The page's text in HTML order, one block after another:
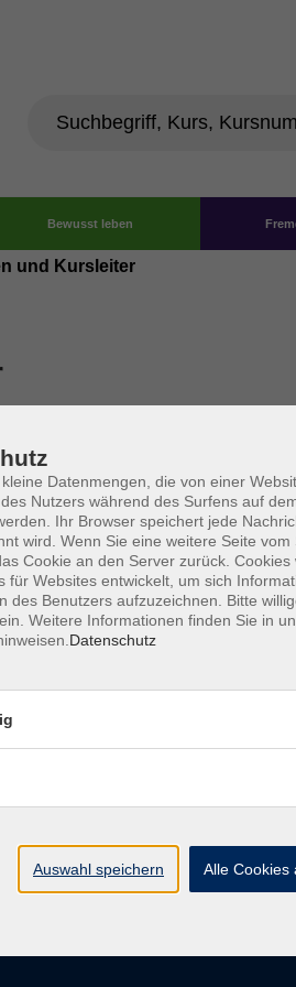
Bewusst leben
und Kursleiter
Berlin Historiker
Die
der
Datenmengen, die von einer
Nutzers während des Surfens auf
Ihr Browser speichert jede
wird. Wenn Sie eine weitere Seite
Cookie an den Server zurück.
für Websites entwickelt, um sich
des Benutzers aufzuzeichnen. Bitte
Weitere Informationen finden Sie in
Datenschutz
Auswahl speichern Alle Cookies